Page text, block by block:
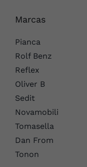
Marcas
Pianca
Rolf Benz
Reflex
Oliver B
Sedit
Novamobili
Tomasella
Dan From
Tonon